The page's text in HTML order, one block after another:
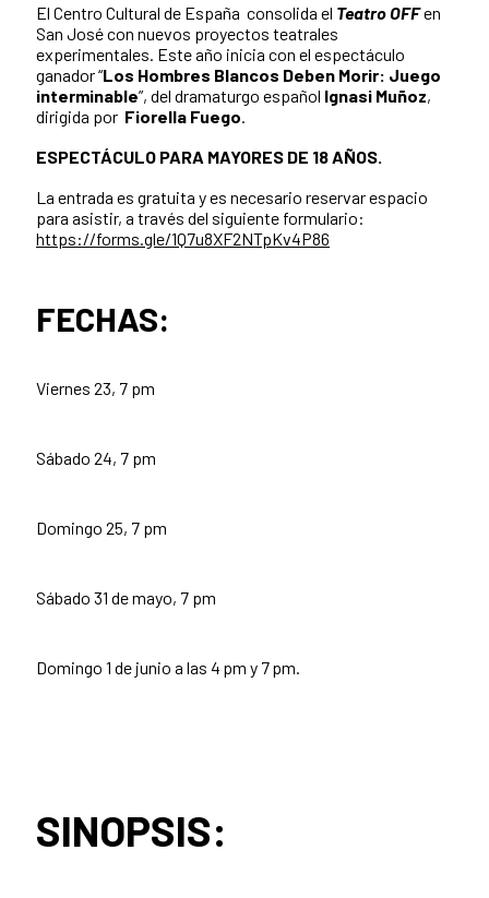
El Centro Cultural de España consolida el Teatro OFFen
San José con nuevos proyectos teatrales
experimentales. Este año inicia con el espectáculo
ganador “Los Hombres Blancos Deben Morir: Juego
interminable”, del dramaturgo español Ignasi Muñoz,
dirigida por Fiorella Fuego
ESPECTÁCULO PARA MAYORES DE 18 AÑOS.
La entrada es gratuita y es necesario reservar espacio
para asistir, a través del siguiente formulario:
https://forms.gle/1Q7u8XF2NTpKv4P86
FECHAS:
Viernes 23, 7 pm
Sábado 24, 7 pm
Domingo 25, 7 pm
Sábado 31 de mayo, 7 pm
Domingo 1 de junio a las 4 pm y 7 pm.
SINOPSIS: